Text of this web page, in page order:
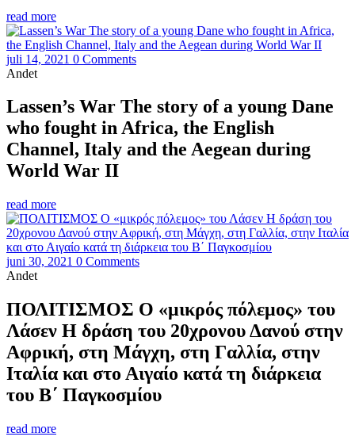
read more
juli 14, 2021 0 Comments
Andet
Lassen’s War The story of a young Dane
who fought in Africa, the English
Channel, Italy and the Aegean during
World War II
read more
juni 30, 2021 0 Comments
Andet
ΠΟΛΙΤΙΣΜΟΣ Ο «μικρός πόλεμος» του
Λάσεν Η δράση του 20χρονου Δανού στην
Αφρική, στη Μάγχη, στη Γαλλία, στην
Ιταλία και στο Αιγαίο κατά τη διάρκεια
του Β΄ Παγκοσμίου
read more